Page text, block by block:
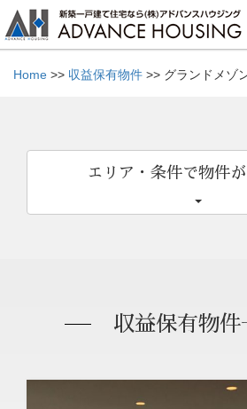
Home >> 収益保有物件 >> グランドメゾ
エリア・条件で物件
収益保有物件